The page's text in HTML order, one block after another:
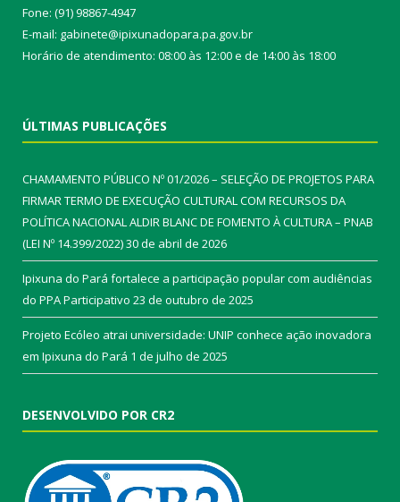
Fone: (91) 98867-4947
E-mail: gabinete@ipixunadopara.pa.gov.br
Horário de atendimento: 08:00 às 12:00 e de 14:00 às 18:00
ÚLTIMAS PUBLICAÇÕES
CHAMAMENTO PÚBLICO Nº 01/2026 – SELEÇÃO DE PROJETOS PARA
FIRMAR TERMO DE EXECUÇÃO CULTURAL COM RECURSOS DA
POLÍTICA NACIONAL ALDIR BLANC DE FOMENTO À CULTURA – PNAB
(LEI Nº 14.399/2022)30 de abril de 2026
Ipixuna do Pará fortalece a participação popular com audiências
do PPA Participativo 23 de outubro de 2025
Projeto Ecóleo atrai universidade: UNIP conhece ação inovadora
em Ipixuna do Pará 1 de julho de 2025
DESENVOLVIDO POR CR2